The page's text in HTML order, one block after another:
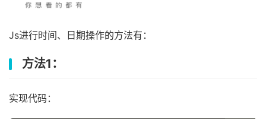
Js进行时间、日期操作的方法有：
方法1：
实现代码：